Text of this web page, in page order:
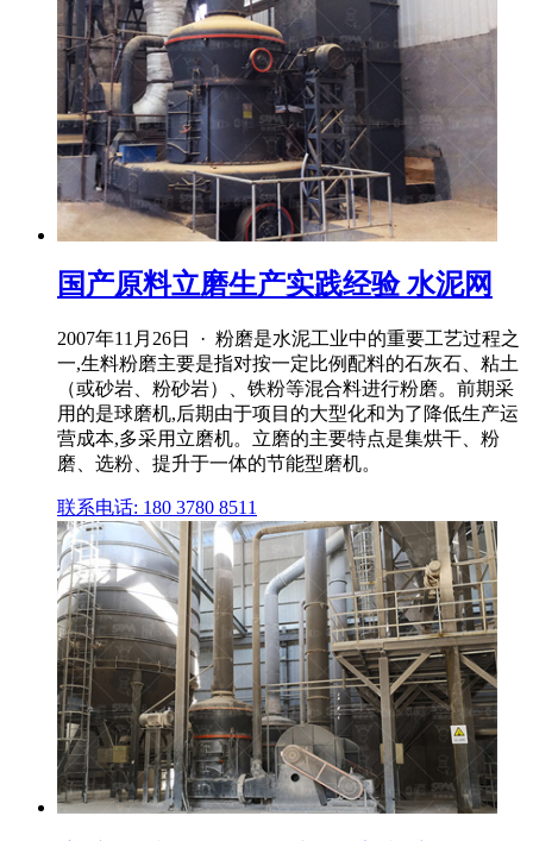
国产原料立磨生产实践经验 水泥网
2007年11月26日 · 粉磨是水泥工业中的重要工艺过程之
一,生料粉磨主要是指对按一定比例配料的石灰石、粘土
（或砂岩、粉砂岩）、铁粉等混合料进行粉磨。前期采
用的是球磨机,后期由于项目的大型化和为了降低生产运
营成本,多采用立磨机。立磨的主要特点是集烘干、粉
磨、选粉、提升于一体的节能型磨机。
联系电话: 180 3780 8511